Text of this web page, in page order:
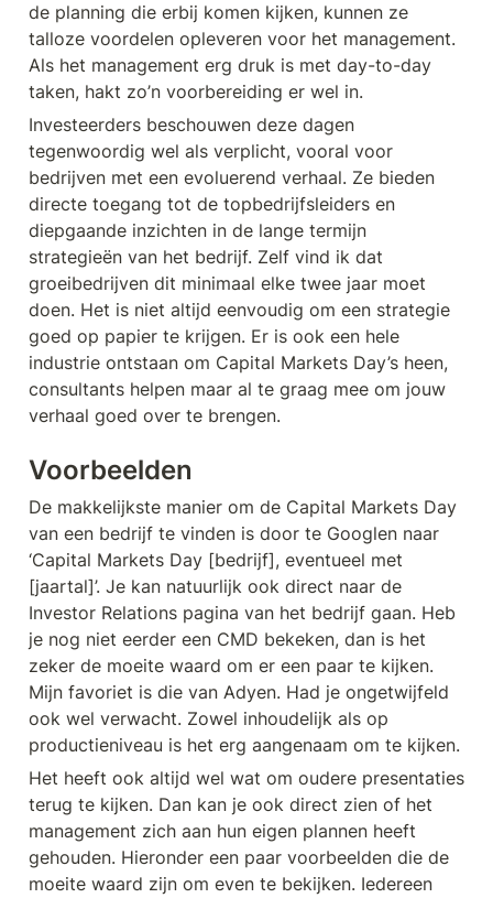
de planning die erbij komen kijken, kunnen ze
talloze voordelen opleveren voor het management.
Als het management erg druk is met day-to-day
taken, hakt zo’n voorbereiding er wel in.
Investeerders beschouwen deze dagen
tegenwoordig wel als verplicht, vooral voor
bedrijven met een evoluerend verhaal. Ze bieden
directe toegang tot de topbedrijfsleiders en
diepgaande inzichten in de lange termijn
strategieën van het bedrijf. Zelf vind ik dat
groeibedrijven dit minimaal elke twee jaar moet
doen. Het is niet altijd eenvoudig om een strategie
goed op papier te krijgen. Er is ook een hele
industrie ontstaan om Capital Markets Day’s heen,
consultants helpen maar al te graag mee om jouw
verhaal goed over te brengen.
Voorbeelden
De makkelijkste manier om de Capital Markets Day
van een bedrijf te vinden is door te Googlen naar
‘Capital Markets Day [bedrijf], eventueel met
[jaartal]’. Je kan natuurlijk ook direct naar de
Investor Relations pagina van het bedrijf gaan. Heb
je nog niet eerder een CMD bekeken, dan is het
zeker de moeite waard om er een paar te kijken.
Mijn favoriet is die van Adyen. Had je ongetwijfeld
ook wel verwacht. Zowel inhoudelijk als op
productieniveau is het erg aangenaam om te kijken.
Het heeft ook altijd wel wat om oudere presentaties
terug te kijken. Dan kan je ook direct zien of het
management zich aan hun eigen plannen heeft
gehouden. Hieronder een paar voorbeelden die de
moeite waard zijn om even te bekijken. Iedereen